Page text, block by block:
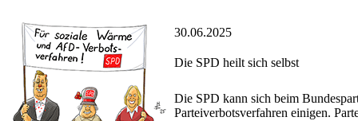
30.06.2025
Die SPD heilt sich selbst
Die SPD kann sich beim
Parteiverbotsverfahren einigen.